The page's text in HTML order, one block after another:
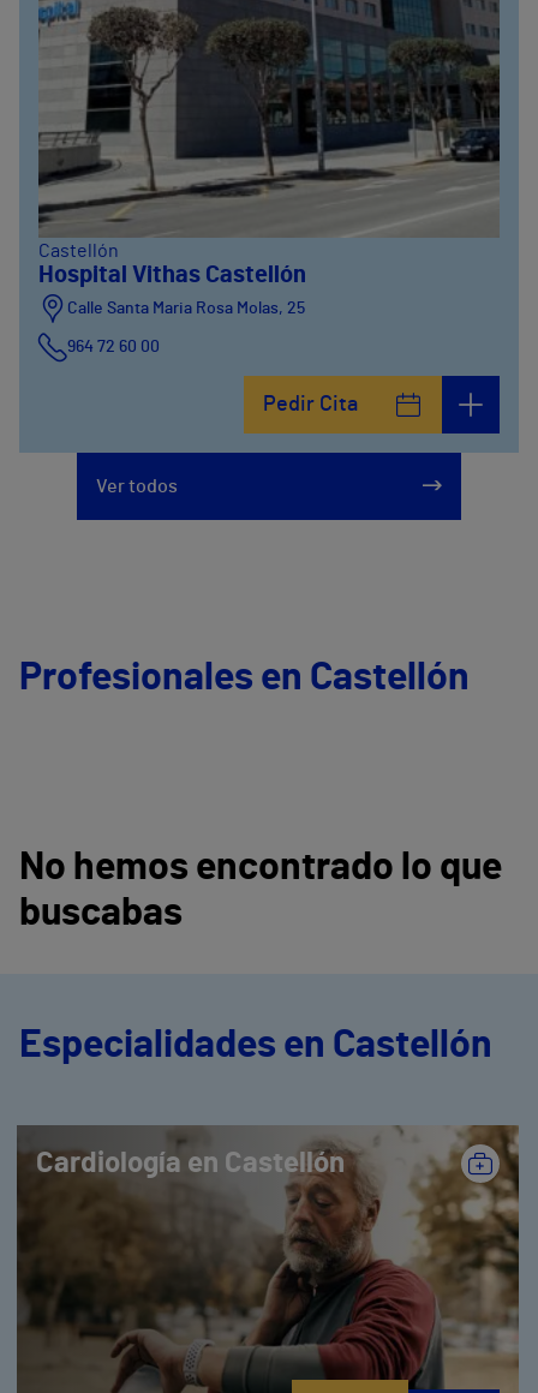
Castellón
Hospital Vithas Castellón
Calle Santa Maria Rosa Molas, 25
964 72 60 00
Pedir Cita
Ver todos
Profesionales en Castellón
No hemos encontrado lo que
buscabas
Especialidades en Castellón
Cardiología en Castellón